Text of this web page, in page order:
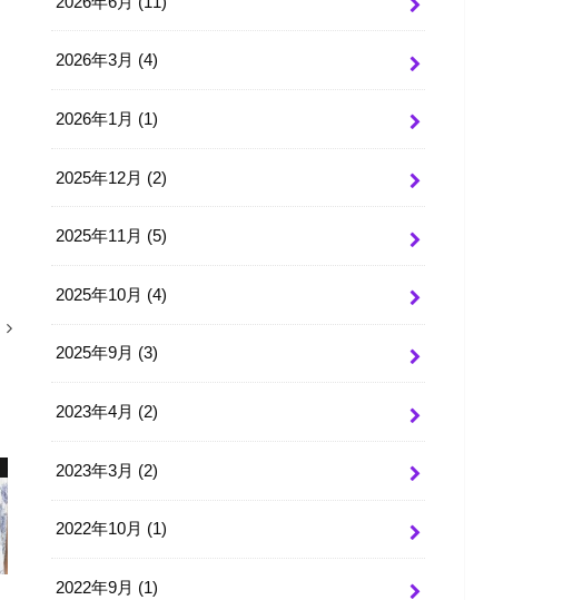
2026年3月 (4)
2026年1月 (1)
2025年12月 (2)
2025年11月 (5)
2025年10月 (4)
2025年9月 (3)
2023年4月 (2)
2023年3月 (2)
2022年10月 (1)
2022年9月 (1)